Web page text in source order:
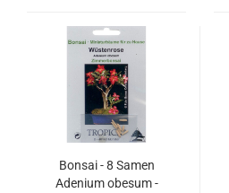
Bonsai - 8 Samen
Adenium obesum -